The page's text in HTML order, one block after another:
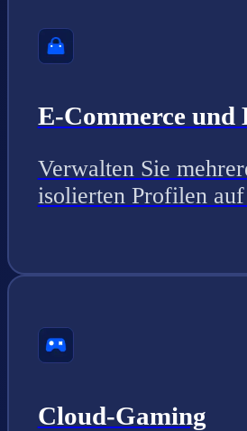
E-Commerce und
Verwalten Sie
isolierten Profilen
Cloud-Gaming